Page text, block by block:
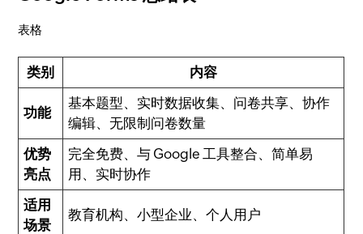
表格
类别 内容
功能
基本题型、实时数据收集、问卷共享、协作
编辑、无限制问卷数量
优势
亮点
完全免费、与 Google 工具整合、简单易
用、实时协作
适用
场景
教育机构、小型企业、个人用户